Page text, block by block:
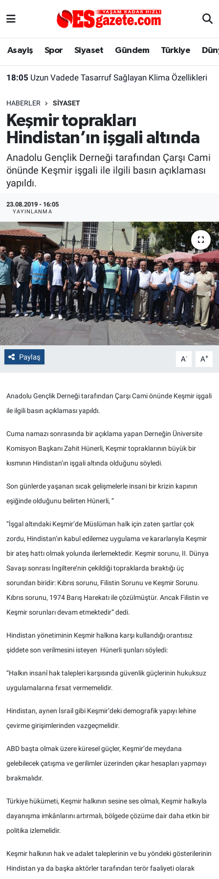
Asayiş Spor Siyaset Gündem Türkiye
18:05 Uzun Vadede Tasarruf Sağlayan Klima Özellikleri
HABERLER SIYASET
Keşmir toprakları
Hindistan’ın işgali altında
Anadolu Gençlik Derneği tarafından Çarşı Cami
önünde Keşmir işgali ile ilgili basın açıklaması
yapıldı.
23.08.2019 - 16:05
YAYINLANMA
Paylaş A- A+
Anadolu Gençlik Derneği tarafından Çarşı Cami önünde Keşmir işgali
ile ilgili basın açıklaması yapıldı.
Cuma namazı sonrasında bir açıklama yapan Derneğin Üniversite
Komisyon Başkanı Zahit Hünerli, Keşmir topraklarının büyük bir
kısmının Hindistan’ın işgali altında olduğunu söyledi.
Son günlerde yaşanan sıcak gelişmelerle insani bir krizin kapının
eşiğinde olduğunu belirten Hünerli, “
“İşgal altındaki Keşmir’de Müslüman halk için zaten şartlar çok
zordu, Hindistan’ın kabul edilemez uygulama ve kararlarıyla Keşmir
bir ateş hattı olmak yolunda ilerlemektedir. Keşmir sorunu, II. Dünya
Savaşı sonrası İngiltere’nin çekildiği topraklarda bıraktığı üç
sorundan biridir: Kıbrıs sorunu, Filistin Sorunu ve Keşmir Sorunu.
Kıbrıs sorunu, 1974 Barış Harekatı ile çözülmüştür. Ancak Filistin ve
Keşmir sorunları devam etmektedir” dedi.
Hindistan yönetiminin Keşmir halkına karşı kullandığı orantısız
şiddete son verilmesini isteyen Hünerli şunları söyledi:
“Halkın insanî hak talepleri karşısında güvenlik güçlerinin hukuksuz
uygulamalarına fırsat vermemelidir.
Hindistan, aynen İsrail gibi Keşmir’deki demografik yapıyı lehine
çevirme girişimlerinden vazgeçmelidir.
ABD başta olmak üzere küresel güçler, Keşmir’de meydana
gelebilecek çatışma ve gerilimler üzerinden çıkar hesapları yapmayı
bırakmalıdır.
Türkiye hükümeti, Keşmir halkının sesine ses olmalı, Keşmir halkıyla
dayanışma imkânlarını artırmalı, bölgede çözüme dair daha etkin bir
politika izlemelidir.
Keşmir halkının hak ve adalet taleplerinin ve bu yöndeki gösterilerinin
Hindistan ya da başka aktörler tarafından terör faaliyeti olarak
Asayiş
Gündem
Türkiye
Dünya
Sağlık
Alış-Veriş/İş dünyası
Yaşam
Eskişehirspor Arşivi
Eskişehir Arşivi
Röportaj
Ekonomi
Kültür Sanat
Politika
Bilecik
Kütahya
Gezi
Genel
Çevre
Magazin
Bilim ve Teknoloji
Eskişehir Nöbetçi Eczaneler
Süper Lig Puan Durumu ve Fikstür
Tüm Manşetler
Son Dakika Haberleri
Haber Arşivi